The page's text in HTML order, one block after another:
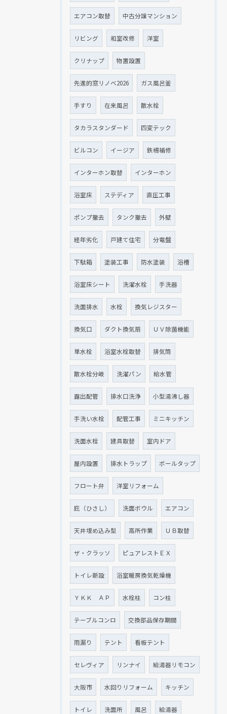
エアコン取替 中古分譲マンション
リビング 和室改修 洋室
クリナップ 物置設置
先進的窓リノベ2026 ガス風呂釜
手すり 在来風呂 散水栓
タカラスタンダード 四変テック
ビルコン イージア 鉄柵補修
インターホン取替 インターホン
浴室床 ステディア 直圧工事
ポンプ撤去 タンク撤去 外壁
経年劣化 戸建て住宅 分電盤
下駄箱 塗装工事 防水塗装 浴槽
浴室床シート 洗濯水栓 手洗器
洗面排水 水栓 換気レジスター
換気口 ダクト換気扇 ＵＶ除菌機能
単水栓 浴室水栓取替 排気筒
散水栓分岐 洗濯パン 給水管
露出配管 排水口洗浄 小型湯沸し器
手洗い水栓 配管工事 ミニキッチン
洗面水栓 建具取替 室内ドア
屋内設置 排水トラップ ボールタップ
フロート弁 洋室リフォーム
庇（ひさし） 洗面ボウル エアコン
天井埋め込み型 高所作業 ＵＢ取替
ザ・クラッソ ピュアレストＥＸ
トイレ新設 浴室暖房換気乾燥機
ＹＫＫ ＡＰ 水栓柱 コン柱
テーブルコンロ 交換部品保存期間
雨漏り テント 看板テント
セレヴィア リンナイ 給湯器リモコン
大阪市 水回りリフォーム キッチン
トイレ 洗面所 風呂 給湯器